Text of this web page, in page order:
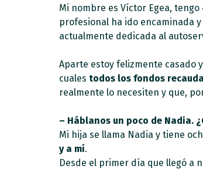
Mi nombre es Víctor Egea,
profesional ha ido encaminada
actualmente dedicada al
Aparte estoy felizmente casado
cuales todos los fondos
realmente lo necesiten y que,
– Háblanos un poco de Nadia.
Mi hija se llama Nadia y tiene
y a mí.
Desde el primer día que llegó a